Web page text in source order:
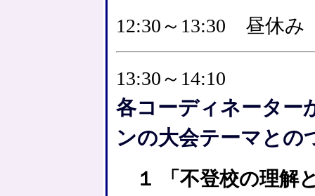
12:30～13:30 昼休み
13:30～14:10
各コーディネータ
ンの大会テーマとの
１ 「不登校の理解